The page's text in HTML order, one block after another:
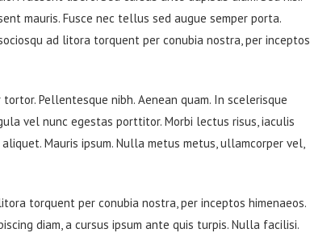
mauris. Fusce nec tellus sed augue semper porta.
ad litora torquent per conubia nostra, per inceptos
Pellentesque nibh. Aenean quam. In scelerisque
vel nunc egestas porttitor. Morbi lectus risus, iaculis
Mauris ipsum. Nulla metus metus, ullamcorper vel,
torquent per conubia nostra, per inceptos himenaeos.
diam, a cursus ipsum ante quis turpis. Nulla facilisi.